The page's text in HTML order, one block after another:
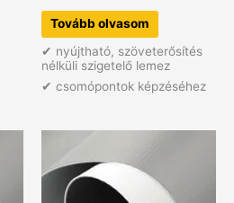
Tovább olvasom
✔ nyújtható, szöveterősítés
nélküli szigetelő lemez
✔ csomópontok képzéséhez